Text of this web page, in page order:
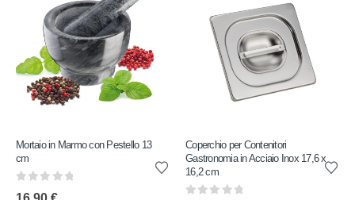
Mortaio in Marmo con Pestello 13
cm
Coperchio per Contenitori
Gastronomia in Acciaio Inox 17,6 x
16,2 cm